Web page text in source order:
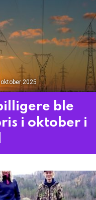
2025
ble
i oktober i